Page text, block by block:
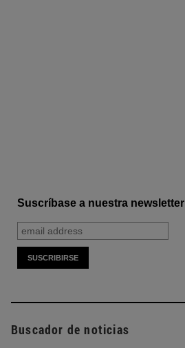
Suscríbase a nuestra newsletter
Buscador de noticias